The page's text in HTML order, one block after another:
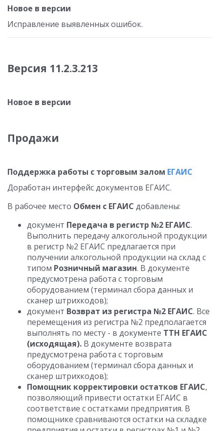
Новое в версии
Исправление выявленных ошибок.
Версия 11.2.3.213
Новое в версии
Продажи
Поддержка работы с торговым залом ЕГАИС
Доработан интерфейс документов ЕГАИС.
В рабочее место Обмен с ЕГАИС добавлены:
документ Передача в регистр №2 ЕГАИС.
Выполнить передачу алкогольной продукции
в регистр №2 ЕГАИС предлагается при
получении алкогольной продукции на склад с
типом Розничный магазин. В документе
предусмотрена работа с торговым
оборудованием (терминал сбора данных и
сканер штрихкодов);
документ Возврат из регистра №2 ЕГАИС. Все
перемещения из регистра №2 предполагается
выполнять по месту - в документе ТТН ЕГАИС
(исходящая). В документе возврата
предусмотрена работа с торговым
оборудованием (терминал сбора данных и
сканер штрихкодов);
Помощник корректировки остатков ЕГАИС,
позволяющий привести остатки ЕГАИС в
соответствие с остатками предприятия. В
помощнике сравниваются остатки на складке